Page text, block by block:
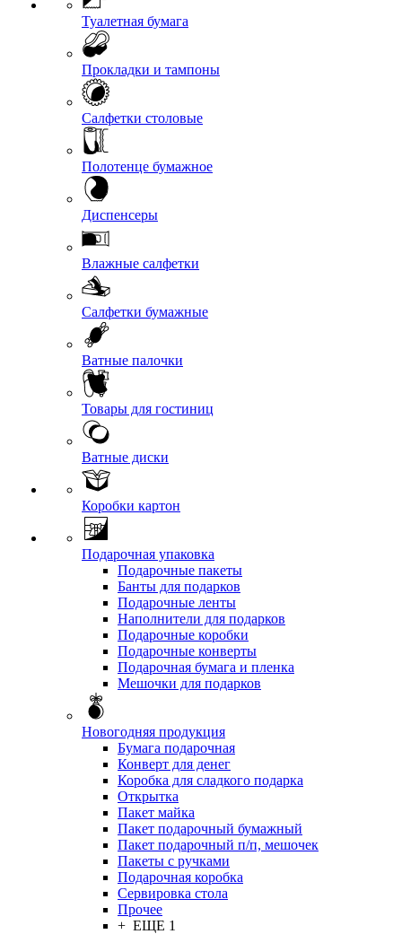
Туалетная бумага
Прокладки и тампоны
Салфетки столовые
Полотенце бумажное
Диспенсеры
Влажные салфетки
Салфетки бумажные
Ватные палочки
Товары для гостиниц
Ватные диски
Коробки картон
Подарочная упаковка
Подарочные пакеты
Банты для подарков
Подарочные ленты
Наполнители для подарков
Подарочные коробки
Подарочные конверты
Подарочная бумага и пленка
Мешочки для подарков
Новогодняя продукция
Бумага подарочная
Конверт для денег
Коробка для сладкого подарка
Открытка
Пакет майка
Пакет подарочный бумажный
Пакет подарочный п/п, мешочек
Пакеты с ручками
Подарочная коробка
Сервировка стола
Прочее
+ ЕЩЕ 1